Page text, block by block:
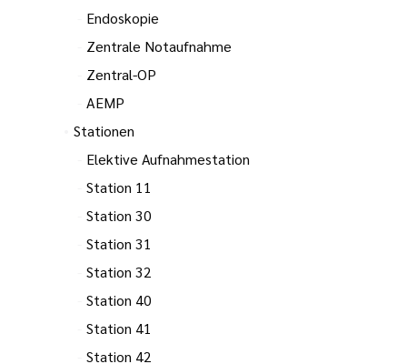
Endoskopie
Zentrale Notaufnahme
Zentral-OP
AEMP
Stationen
Elektive Aufnahmestation
Station 11
Station 30
Station 31
Station 32
Station 40
Station 41
Station 42